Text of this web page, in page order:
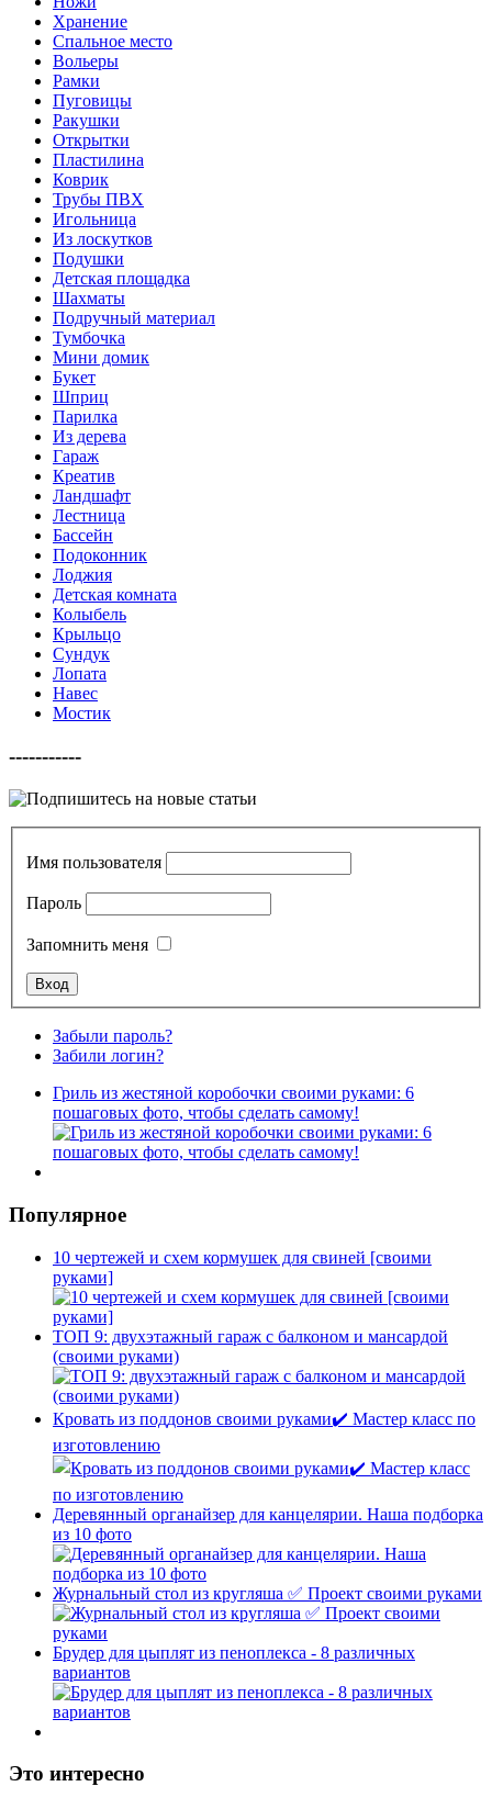
Хранение
Спальное место
Вольеры
Рамки
Пуговицы
Ракушки
Открытки
Пластилина
Коврик
Трубы ПВХ
Игольница
Из лоскутков
Подушки
Детская площадка
Шахматы
Подручный материал
Тумбочка
Мини домик
Букет
Шприц
Парилка
Из дерева
Гараж
Креатив
Ландшафт
Лестница
Бассейн
Подоконник
Лоджия
Детская комната
Колыбель
Крыльцо
Сундук
Лопата
Навес
Мостик
-----------
Имя пользователя
Пароль
Запомнить меня
Забыли пароль?
Забили логин?
Гриль из жестяной коробочки своими руками: 6
пошаговых фото, чтобы сделать самому!
Популярное
10 чертежей и схем кормушек для свиней [своими
руками]
ТОП 9: двухэтажный гараж с балконом и мансардой
(своими руками)
Кровать из поддонов своими руками✔️ Мастер класс по
изготовлению
Деревянный органайзер для канцелярии. Наша подборка
из 10 фото
Журнальный стол из кругляша ✅ Проект своими руками
Брудер для цыплят из пеноплекса - 8 различных
вариантов
Это интересно